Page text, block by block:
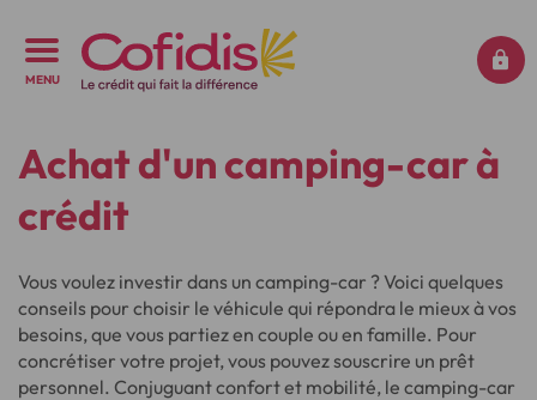
MENU
Achat d'un camping-car à
crédit
Vous voulez investir dans un camping-car ? Voici quelques
conseils pour choisir le véhicule qui répondra le mieux à vos
besoins, que vous partiez en couple ou en famille. Pour
concrétiser votre projet, vous pouvez souscrire un prêt
personnel. Conjuguant confort et mobilité, le camping-car